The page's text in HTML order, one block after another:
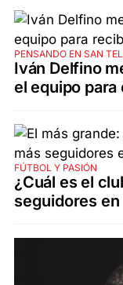
PENSANDO EN SAN
Iván Delfino
el equipo para
FÚTBOL Y PASIÓN
¿Cuál es el
seguidores